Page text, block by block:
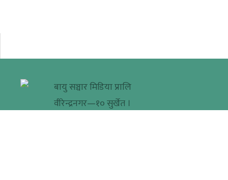
बायु सञ्चार मिडिया प्रालि
वीरेन्द्रनगर—१० सुर्खेत ।